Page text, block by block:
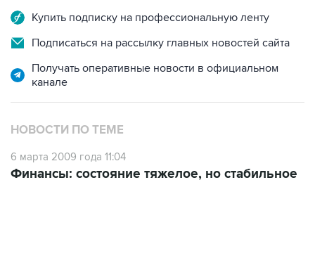
Купить подписку на профессиональную ленту
Подписаться на рассылку главных новостей сайта
Получать оперативные новости в официальном
канале
НОВОСТИ ПО ТЕМЕ
6 марта 2009 года 11:04
Финансы: состояние тяжелое, но стабильное